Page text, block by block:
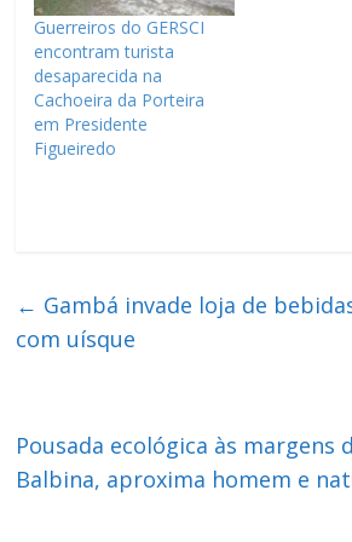
Guerreiros do GERSCI
encontram turista
desaparecida na
Cachoeira da Porteira
em Presidente
Figueiredo
← Gambá invade loja de
com uísque
Pousada ecológica às margens
Balbina, aproxima homem e